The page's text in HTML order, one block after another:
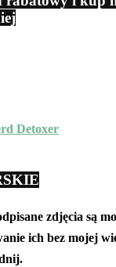
Detoxer
zdjęcia są
ich bez mojej